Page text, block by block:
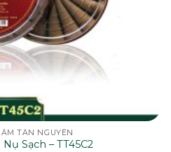
TÂN NGUYÊN
Sạch – TT45C2